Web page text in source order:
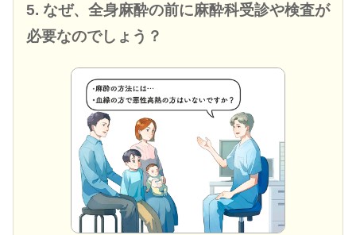
5. なぜ、全身麻酔の前に麻酔科受診や検査が
必要なのでしょう？